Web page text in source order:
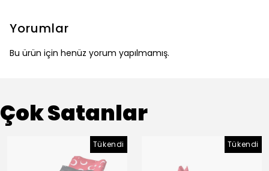
Yorumlar
Bu ürün için henüz yorum yapılmamış.
Çok Satanlar
Tükendi Tükendi